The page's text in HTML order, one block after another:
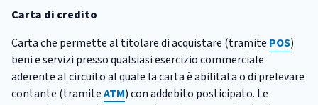
Carta di credito
Carta che permette al titolare di acquistare (tramite POS)
beni e servizi presso qualsiasi esercizio commerciale
aderente al circuito al quale la carta è abilitata o di prelevare
contante (tramiteATM) con addebito posticipato. Le